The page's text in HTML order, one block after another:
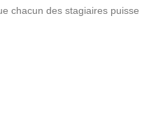
chacun des stagiaires